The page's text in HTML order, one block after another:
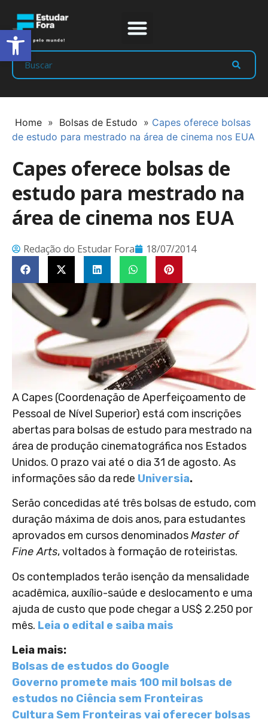
Home » Bolsas de Estudo » Capes oferece bolsas
de estudo para mestrado na área de cinema nos EUA
Capes oferece bolsas de
estudo para mestrado na
área de cinema nos EUA
Redação do Estudar Fora 18/07/2014
A Capes (Coordenação de Aperfeiçoamento de
Pessoal de Nível Superior) está com inscrições
abertas para bolsas de estudo para mestrado na
área de produção cinematográfica nos Estados
Unidos. O prazo vai até o dia 31 de agosto. As
informações são da rede Universia.
Serão concedidas até três bolsas de estudo, com
duração máxima de dois anos, para estudantes
aprovados em cursos denominadosMaster of
Fine Arts, voltados à formação de roteiristas.
Os contemplados terão isenção da mensalidade
acadêmica, auxílio-saúde e deslocamento e uma
ajuda de custo que pode chegar a US$ 2.250 por
mês. Leia o edital e saiba mais
Leia mais:
Bolsas de estudos do Google
Governo promete mais 100 mil bolsas de
estudos no Ciência sem Fronteiras
Cultura Sem Fronteiras vai oferecer bolsas
Abrir a barra de ferramentas